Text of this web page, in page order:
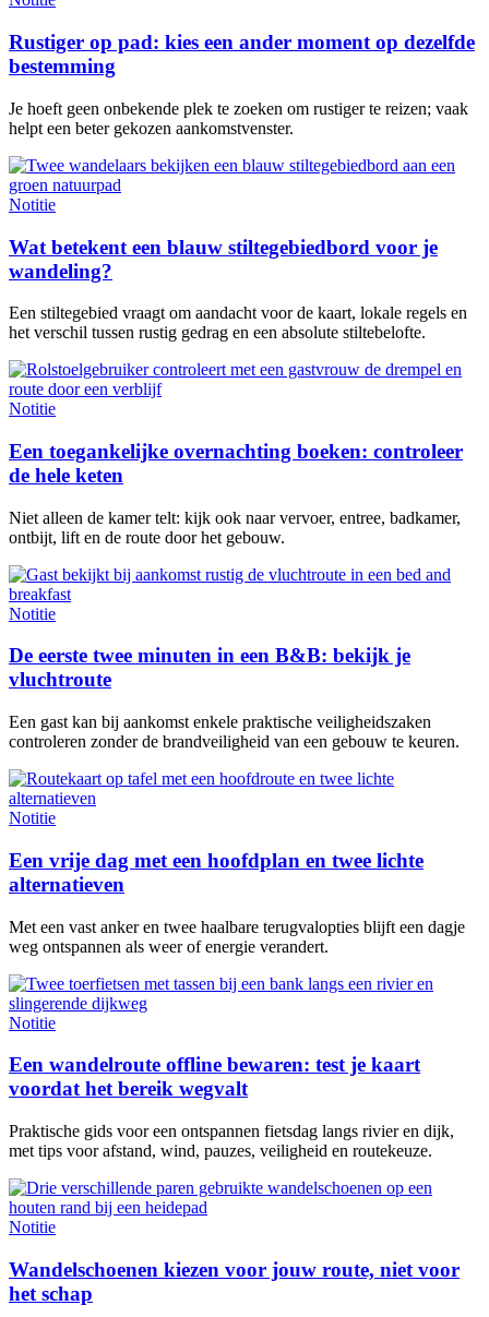
Rustiger op pad: kies een ander moment op dezelfde
bestemming
Je hoeft geen onbekende plek te zoeken om rustiger te reizen; vaak
helpt een beter gekozen aankomstvenster.
Notitie
Wat betekent een blauw stiltegebiedbord voor je
wandeling?
Een stiltegebied vraagt om aandacht voor de kaart, lokale regels en
het verschil tussen rustig gedrag en een absolute stiltebelofte.
Notitie
Een toegankelijke overnachting boeken: controleer
de hele keten
Niet alleen de kamer telt: kijk ook naar vervoer, entree, badkamer,
ontbijt, lift en de route door het gebouw.
Notitie
De eerste twee minuten in een B&B: bekijk je
vluchtroute
Een gast kan bij aankomst enkele praktische veiligheidszaken
controleren zonder de brandveiligheid van een gebouw te keuren.
Notitie
Een vrije dag met een hoofdplan en twee lichte
alternatieven
Met een vast anker en twee haalbare terugvalopties blijft een dagje
weg ontspannen als weer of energie verandert.
Notitie
Een wandelroute offline bewaren: test je kaart
voordat het bereik wegvalt
Praktische gids voor een ontspannen fietsdag langs rivier en dijk,
met tips voor afstand, wind, pauzes, veiligheid en routekeuze.
Notitie
Wandelschoenen kiezen voor jouw route, niet voor
het schap